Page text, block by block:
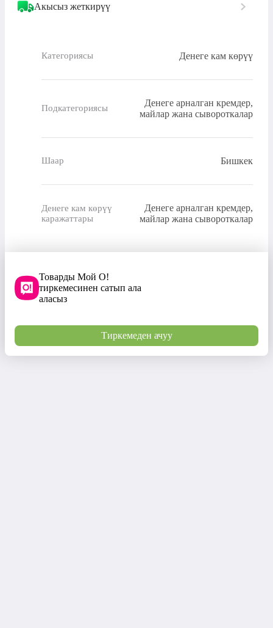
Акысыз жеткирүү
Категориясы Денеге кам көрүү
Подкатегориясы
Денеге арналган кремдер,
майлар жана сывороткалар
Шаар Бишкек
Денеге кам көрүү
каражаттары
Денеге арналган кремдер,
майлар жана сывороткалар
Товарды Мой О!
тиркемесинен сатып ала
аласыз
Тиркемеден ачуу